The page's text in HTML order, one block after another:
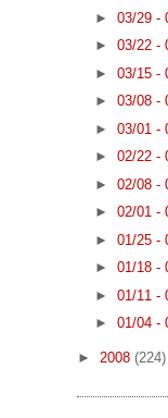
► 03/29 -
► 03/22 -
► 03/15 -
► 03/08 -
► 03/01 -
► 02/22 -
► 02/08 -
► 02/01 -
► 01/25 -
► 01/18 -
► 01/11 -
► 01/04 -
► 2008 (224)